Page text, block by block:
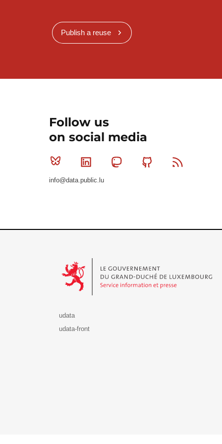
Publish a reuse
Follow us
on social media
Bluesky Linkedin MastodonGithub
info@data.public.lu
udata
udata-front